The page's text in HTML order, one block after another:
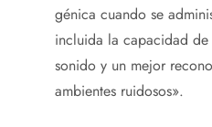
génica cuando se
incluida la capacidad
sonido y un mejor
ambientes ruidosos».